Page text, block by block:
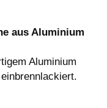
aus Aluminium
Aluminium